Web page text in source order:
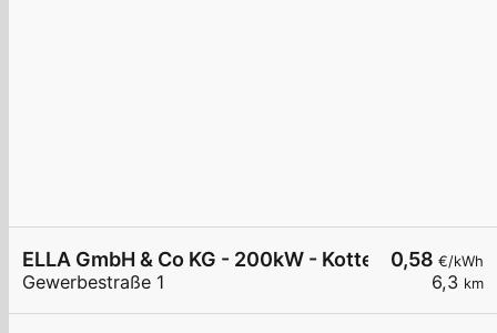
0,58 €/kWh
6,3 km
ELLA GmbH & Co KG - 200kW - Kottes - Firma
Gewerbestraße 1